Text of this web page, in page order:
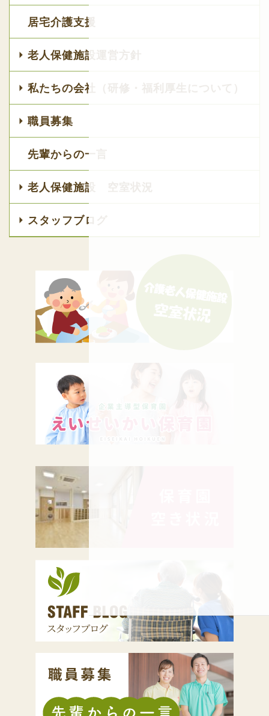
居宅介護支援
老人保健施設運営方針
私たちの会社（研修・福利厚生について）
職員募集
先輩からの一言
老人保健施設 空室状況
スタッフブログ